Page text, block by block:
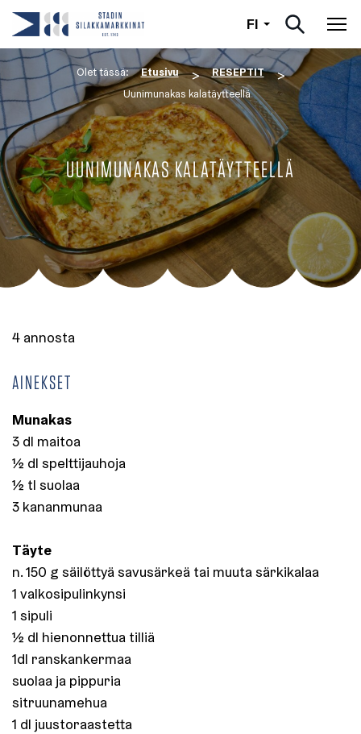
FI Suomi
Olet tässä: Etusivu > RESEPTIT >
Uunimunakas kalatäytteellä
UUNIMUNAKAS KALATÄYTTEELLÄ
4 annosta
AINEKSET
Munakas
3 dl maitoa
½ dl spelttijauhoja
½ tl suolaa
3 kananmunaa
Täyte
n. 150 g säilöttyä savusärkeä tai muuta särkikalaa
1 valkosipulinkynsi
1 sipuli
½ dl hienonnettua tilliä
1dl ranskankermaa
suolaa ja pippuria
sitruunamehua
1 dl juustoraastetta